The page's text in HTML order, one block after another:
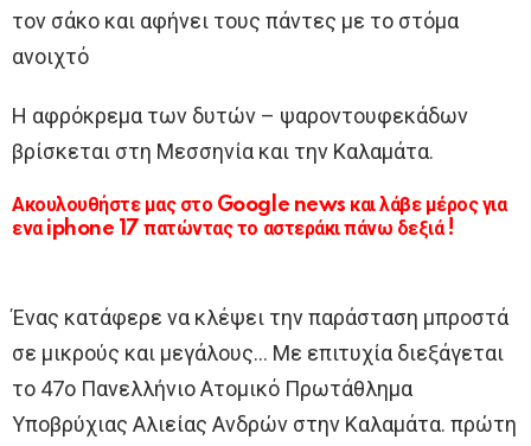
τον σάκο και αφήνει τους πάντες με το στόμα
ανοιχτό
Η αφρόκρεμα των δυτών – ψαροντουφεκάδων
βρίσκεται στη Μεσσηνία και την Καλαμάτα.
Ακουλουθήστε μας στο Google news και λάβε μέρος για
ενα iphone 17 πατώντας το αστεράκι πάνω δεξιά !
Ένας κατάφερε να κλέψει την παράσταση μπροστά
σε μικρούς και μεγάλους… Με επιτυχία διεξάγεται
το 47ο Πανελλήνιο Ατομικό Πρωτάθλημα
Υποβρύχιας Αλιείας Ανδρών στην Καλαμάτα. πρώτη